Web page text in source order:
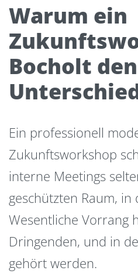
Warum ein
Bocholt den
Ein professionell
Zukunftsworkshop
interne Meetings
geschützten Raum, in
Wesentliche Vorrang
Dringenden, und in
gehört werden.